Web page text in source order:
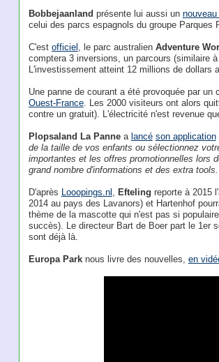
Bobbejaanland présente lui aussi un
celui des parcs espagnols du groupe Parques
C'est officiel , le parc australien Adventure
comptera 3 inversions, un parcours (similaire
L'investissement atteint 12 millions de dollars
Une panne de courant a été provoquée par un
Ouest-France. Les 2000 visiteurs ont alors
contre un gratuit). L'électricité n'est revenue
Plopsaland La Pannea lancé son application
de la taille de vos enfants ou sélectionnez
importantes et les offres promotionnelles lors
grand nombre d'informations et des extra tools.
D'après Looopings.nl , Efteling reporte à 2015
2014 au pays des Lavanors) et Hartenhof
thème de la mascotte qui n'est pas si
succès). Le directeur Bart de Boer part le 1er
sont déjà là.
Europa Parknous livre des nouvelles, en